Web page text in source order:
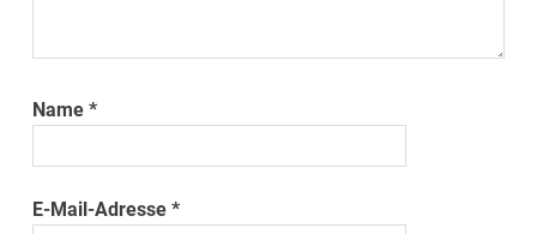
Name*
E-Mail-Adresse*